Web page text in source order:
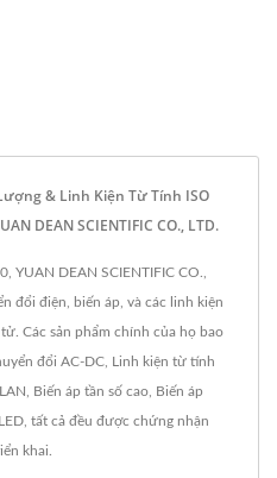
& Linh Kiện Từ Tính ISO
DEAN SCIENTIFIC CO., LTD.
YUAN DEAN SCIENTIFIC CO.,
đổi điện, biến áp, và các linh kiện
Các sản phẩm chính của họ bao
đổi AC-DC, Linh kiện từ tính
Biến áp tần số cao, Biến áp
tất cả đều được chứng nhận
khai.